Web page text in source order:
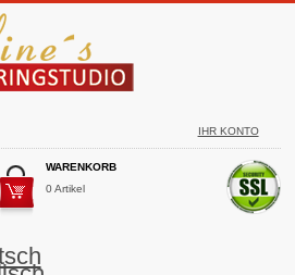
IHR KONTO
WARENKORB
0 Artikel